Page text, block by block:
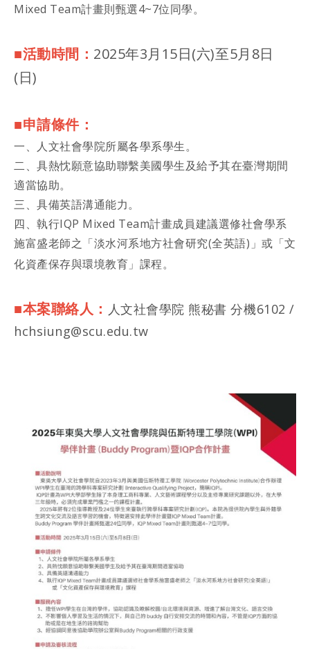
Mixed Team計畫則甄選4~7位同學。
■活動時間： 2025年3月15日(六)至5月8日
(日)
■申請條件：
一、人文社會學院所屬各學系學生。
二、具熱忱願意協助聯繫美國學生及給予其在臺灣期間
適當協助。
三、具備英語溝通能力。
四、執行IQP Mixed Team計畫成員建議選修社會學系
施富盛老師之「淡水河系地方社會研究(全英語)」或「文
化資產保存與環境教育」課程。
■本案聯絡人： 人文社會學院 熊秘書 分機6102 /
hchsiung@scu.edu.tw